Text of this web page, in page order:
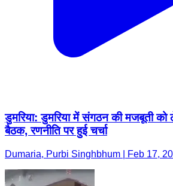
डुमरिया: डुमरिया में संगठन की मजबूती
बैठक, रणनीति पर हुई चर्चा
Dumaria, Purbi Singhbhum | Feb 17,